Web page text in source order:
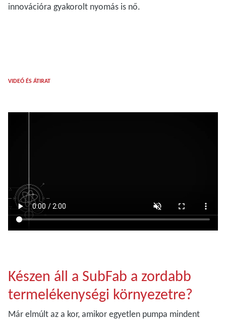
innovációra gyakorolt nyomás is nő.
VIDEÓ ÉS ÁTIRAT
Készen áll a SubFab a zordabb
termelékenységi környezetre?
Már elmúlt az a kor, amikor egyetlen pumpa mindent